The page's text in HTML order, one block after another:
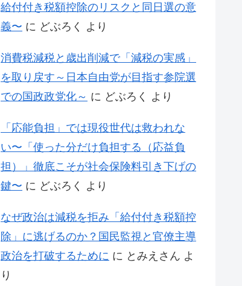
給付付き税額控除のリスクと同日選の意
義〜 に どぶろく より
消費税減税と歳出削減で「減税の実感」
を取り戻す～日本自由党が目指す参院選
での国政政党化～ に どぶろく より
「応能負担」では現役世代は救われな
い〜「使った分だけ負担する（応益負
担）」徹底こそが社会保険料引き下げの
鍵〜 に どぶろく より
なぜ政治は減税を拒み「給付付き税額控
除」に逃げるのか？国民監視と官僚主導
政治を打破するために に とみえさん よ
り